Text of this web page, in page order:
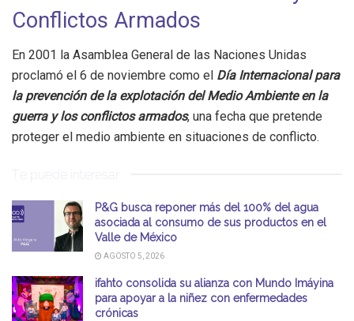
Conflictos Armados
En 2001 la Asamblea General de las Naciones Unidas
proclamó el 6 de noviembre como el Día Internacional para
la prevención de la explotación del Medio Ambiente en la
guerra y los conflictos armados, una fecha que pretende
proteger el medio ambiente en situaciones de conflicto.
Te puede interesar
P&G busca reponer más del 100% del agua
asociada al consumo de sus productos en el
Valle de México
AGOSTO 5, 2026
ifahto consolida su alianza con Mundo Imáyina
para apoyar a la niñez con enfermedades
crónicas